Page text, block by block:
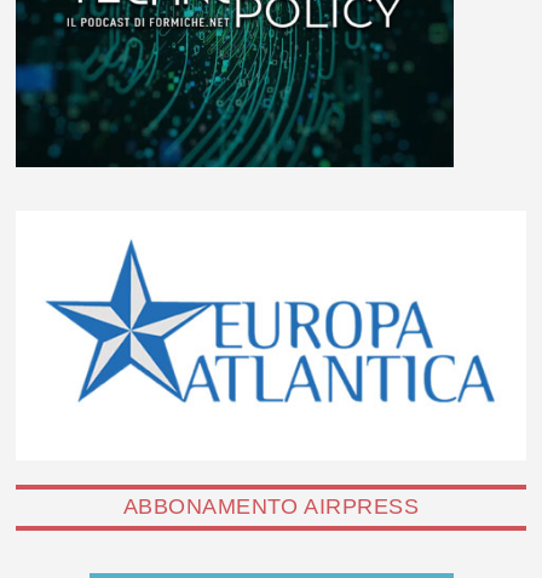
ABBONAMENTO AIRPRESS